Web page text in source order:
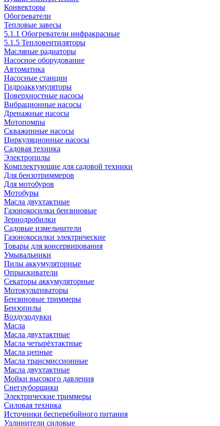
Конвекторы
Обогреватели
Тепловые завесы
5.1.1 Обогреватели инфракрасные
5.1.5 Тепловентиляторы
Масляные радиаторы
Насосное оборудование
Автоматика
Насосные станции
Гидроаккумуляторы
Поверхностные насосы
Вибрационные насосы
Дренажные насосы
Мотопомпы
Скважинные насосы
Циркуляционные насосы
Садовая техника
Электропилы
Комплектующие для садовой техники
Для бензотриммеров
Для мотобуров
Мотобуры
Масла двухтактные
Газонокосилки бензиновые
Зернодробилки
Садовые измельчители
Газонокосилки электрические
Товары для консервирования
Умывальники
Пилы аккумуляторные
Опрыскиватели
Секаторы аккумуляторные
Мотокультиваторы
Бензиновые триммеры
Бензопилы
Воздуходувки
Масла
Масла двухтактные
Масла четырёхтактные
Масла цепные
Масла трансмиссионные
Масла двухтактные
Мойки высокого давления
Снегоуборщики
Электрические триммеры
Силовая техника
Источники бесперебойного питания
Удлинители силовые